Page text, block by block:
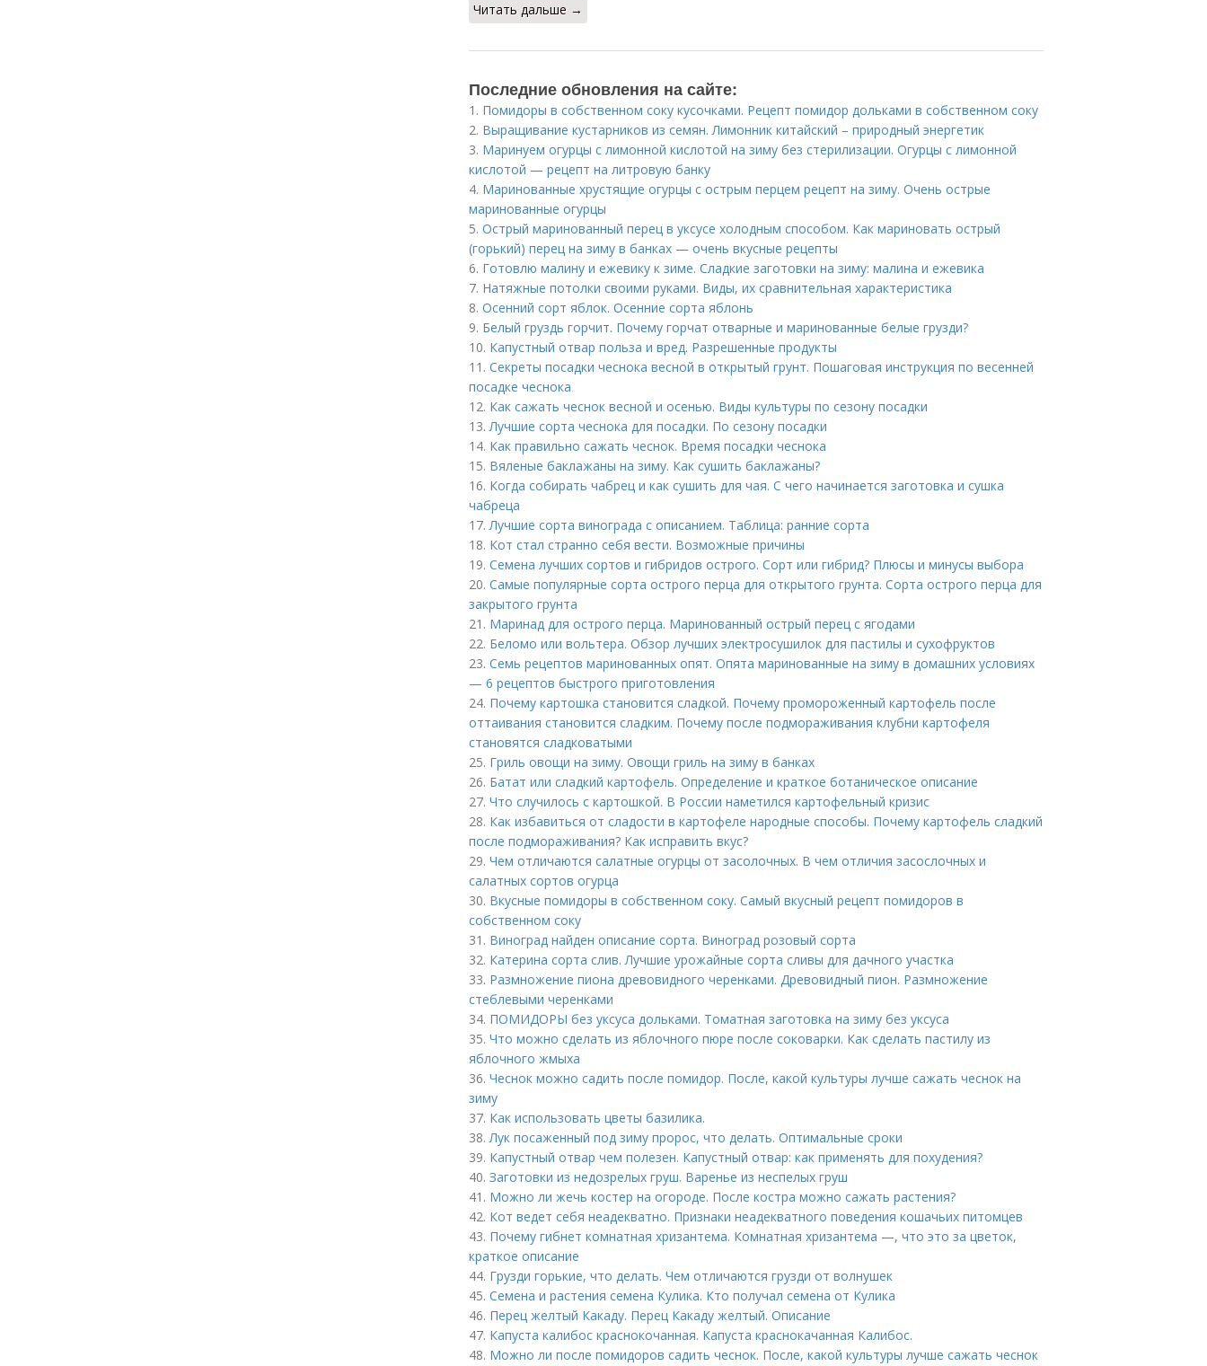
Читать дальше →
Последние обновления на сайте:
1. Помидоры в собственном соку кусочками. Рецепт помидор дольками в собственном соку
2. Выращивание кустарников из семян. Лимонник китайский – природный энергетик
3. Маринуем огурцы с лимонной кислотой на зиму без стерилизации. Огурцы с лимонной
кислотой — рецепт на литровую банку
4. Маринованные хрустящие огурцы с острым перцем рецепт на зиму. Очень острые
маринованные огурцы
5. Острый маринованный перец в уксусе холодным способом. Как мариновать острый
(горький) перец на зиму в банках — очень вкусные рецепты
6. Готовлю малину и ежевику к зиме. Сладкие заготовки на зиму: малина и ежевика
7. Натяжные потолки своими руками. Виды, их сравнительная характеристика
8. Осенний сорт яблок. Осенние сорта яблонь
9. Белый груздь горчит. Почему горчат отварные и маринованные белые грузди?
10. Капустный отвар польза и вред. Разрешенные продукты
11. Секреты посадки чеснока весной в открытый грунт. Пошаговая инструкция по весенней
посадке чеснока
12. Как сажать чеснок весной и осенью. Виды культуры по сезону посадки
13.Лучшие сорта чеснока для посадки. По сезону посадки
14. Как правильно сажать чеснок. Время посадки чеснока
15. Вяленые баклажаны на зиму. Как сушить баклажаны?
16. Когда собирать чабрец и как сушить для чая. С чего начинается заготовка и сушка
чабреца
17.Лучшие сорта винограда с описанием. Таблица: ранние сорта
18. Кот стал странно себя вести. Возможные причины
19. Семена лучших сортов и гибридов острого. Сорт или гибрид? Плюсы и минусы выбора
20. Самые популярные сорта острого перца для открытого грунта. Сорта острого перца для
закрытого грунта
21. Маринад для острого перца. Маринованный острый перец с ягодами
22. Беломо или вольтера. Обзор лучших электросушилок для пастилы и сухофруктов
23. Семь рецептов маринованных опят. Опята маринованные на зиму в домашних условиях
— 6 рецептов быстрого приготовления
24. Почему картошка становится сладкой. Почему промороженный картофель после
оттаивания становится сладким. Почему после подмораживания клубни картофеля
становятся сладковатыми
25. Гриль овощи на зиму. Овощи гриль на зиму в банках
26. Батат или сладкий картофель. Определение и краткое ботаническое описание
27. Что случилось с картошкой. В России наметился картофельный кризис
28. Как избавиться от сладости в картофеле народные способы. Почему картофель сладкий
после подмораживания? Как исправить вкус?
29. Чем отличаются салатные огурцы от засолочных. В чем отличия засослочных и
салатных сортов огурца
30. Вкусные помидоры в собственном соку. Самый вкусный рецепт помидоров в
собственном соку
31. Виноград найден описание сорта. Виноград розовый сорта
32. Катерина сорта слив. Лучшие урожайные сорта сливы для дачного участка
33. Размножение пиона древовидного черенками. Древовидный пион. Размножение
стеблевыми черенками
34. ПОМИДОРЫ без уксуса дольками. Томатная заготовка на зиму без уксуса
35. Что можно сделать из яблочного пюре после соковарки. Как сделать пастилу из
яблочного жмыха
36. Чеснок можно садить после помидор. После, какой культуры лучше сажать чеснок на
зиму
37. Как использовать цветы базилика.
38.Лук посаженный под зиму пророс, что делать. Оптимальные сроки
39. Капустный отвар чем полезен. Капустный отвар: как применять для похудения?
40. Заготовки из недозрелых груш. Варенье из неспелых груш
41. Можно ли жечь костер на огороде. После костра можно сажать растения?
42. Кот ведет себя неадекватно. Признаки неадекватного поведения кошачьих питомцев
43. Почему гибнет комнатная хризантема. Комнатная хризантема —, что это за цветок,
краткое описание
44. Грузди горькие, что делать. Чем отличаются грузди от волнушек
45. Семена и растения семена Кулика. Кто получал семена от Кулика
46. Перец желтый Какаду. Перец Какаду желтый. Описание
47. Капуста калибос краснокочанная. Капуста краснокачанная Калибос.
48. Можно ли после помидоров садить чеснок. После, какой культуры лучше сажать чеснок